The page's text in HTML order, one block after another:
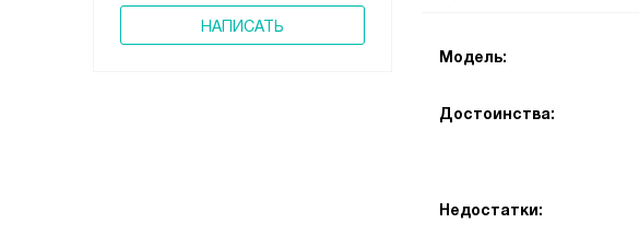
НАПИСАТЬ
Модель:
Достоинства:
Недостатки: